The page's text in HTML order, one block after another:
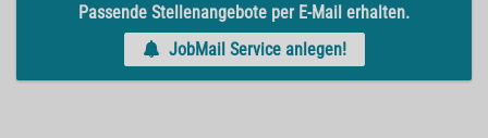
Passende Stellenangebote per E-Mail erhalten.
JobMail Service anlegen!